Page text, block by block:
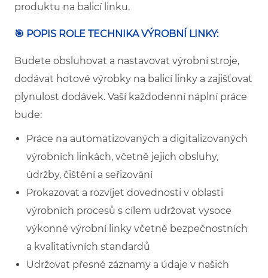
produktu na balicí linku.
🎯 POPIS ROLE TECHNIKA VÝROBNÍ LINKY:
Budete obsluhovat a nastavovat výrobní stroje,
dodávat hotové výrobky na balicí linky a zajišťovat
plynulost dodávek. Vaší každodenní náplní práce
bude:
Práce na automatizovaných a digitalizovaných
výrobních linkách, včetně jejich obsluhy,
údržby, čištění a seřizování
Prokazovat a rozvíjet dovednosti v oblasti
výrobních procesů s cílem udržovat vysoce
výkonné výrobní linky včetně bezpečnostních
a kvalitativních standardů
Udržovat přesné záznamy a údaje v našich